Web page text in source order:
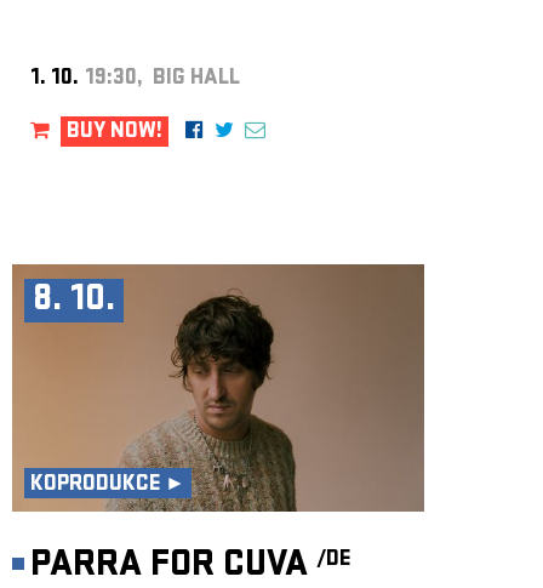
1. 10. 19:30, BIG HALL
BUY NOW!
8. 10.
KOPRODUKCE ►
PARRA FOR CUVA /DE